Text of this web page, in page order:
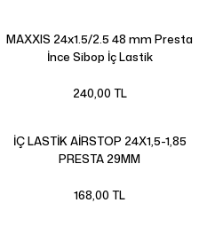
MAXXIS 24x1.5/2.5 48 mm Presta
İnce Sibop İç Lastik
240,00 TL
İÇ LASTİK AİRSTOP 24X1,5-1,85
PRESTA 29MM
168,00 TL